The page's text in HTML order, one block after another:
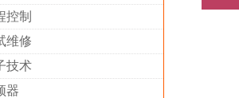
控制
维修
技术
器